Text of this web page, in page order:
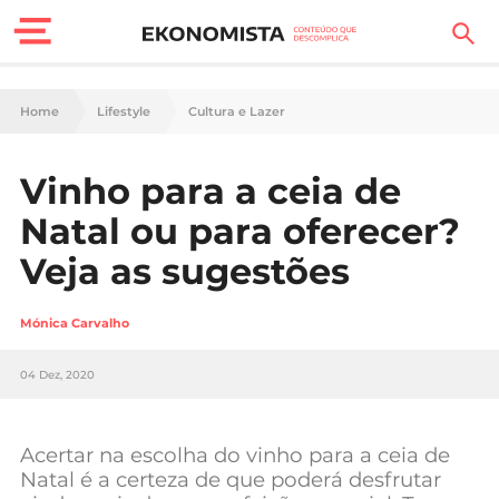
Finanças Pessoais
Carreira
Casa
Lifestyle
Sociedade
Negócios
Home Lifestyle Cultura e Lazer
Vinho para a ceia de
Natal ou para oferecer?
Veja as sugestões
Mónica Carvalho
04 Dez, 2020
Acertar na escolha do vinho para a ceia de
Natal é a certeza de que poderá desfrutar